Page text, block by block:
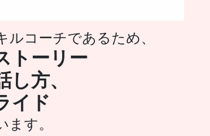
コーチであるため、
トーリー
方、
イド
ます。